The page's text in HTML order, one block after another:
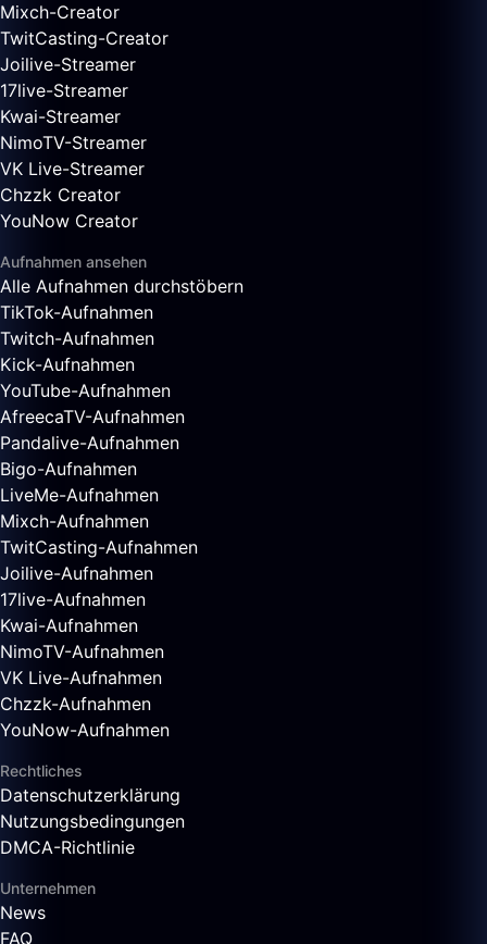
Mixch-Creator
TwitCasting-Creator
Joilive-Streamer
17live-Streamer
Kwai-Streamer
NimoTV-Streamer
VK Live-Streamer
Chzzk Creator
YouNow Creator
Aufnahmen ansehen
Alle Aufnahmen durchstöbern
TikTok-Aufnahmen
Twitch-Aufnahmen
Kick-Aufnahmen
YouTube-Aufnahmen
AfreecaTV-Aufnahmen
Pandalive-Aufnahmen
Bigo-Aufnahmen
LiveMe-Aufnahmen
Mixch-Aufnahmen
TwitCasting-Aufnahmen
Joilive-Aufnahmen
17live-Aufnahmen
Kwai-Aufnahmen
NimoTV-Aufnahmen
VK Live-Aufnahmen
Chzzk-Aufnahmen
YouNow-Aufnahmen
Rechtliches
Datenschutzerklärung
Nutzungsbedingungen
DMCA-Richtlinie
Unternehmen
News
FAQ